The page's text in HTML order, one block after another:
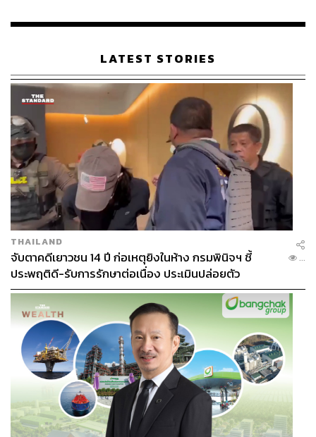
เรือนไทยที่ถูกซุกไว้
LATEST STORIES
THAILAND
จับตาคดีเยาวชน 14 ปี ก่อเหตุยิงในห้าง กรมพินิจฯ ชี้
ประพฤติดี-รับการรักษาต่อเนื่อง ประเมินปล่อยตัว
...